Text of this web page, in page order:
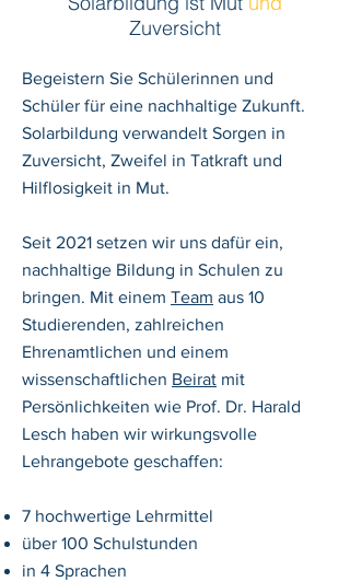
Zuversicht
Begeistern Sie Schülerinnen und
Schüler für eine nachhaltige Zukunft.
Solarbildung verwandelt Sorgen in
Zuversicht, Zweifel in Tatkraft und
Hilflosigkeit in Mut.
Seit 2021 setzen wir uns dafür ein,
nachhaltige Bildung in Schulen zu
bringen. Mit einem Team aus 10
Studierenden, zahlreichen
Ehrenamtlichen und einem
wissenschaftlichen Beirat mit
Persönlichkeiten wie Prof. Dr. Harald
Lesch haben wir wirkungsvolle
Lehrangebote geschaffen:
7 hochwertige Lehrmittel
über 100 Schulstunden
in 4 Sprachen